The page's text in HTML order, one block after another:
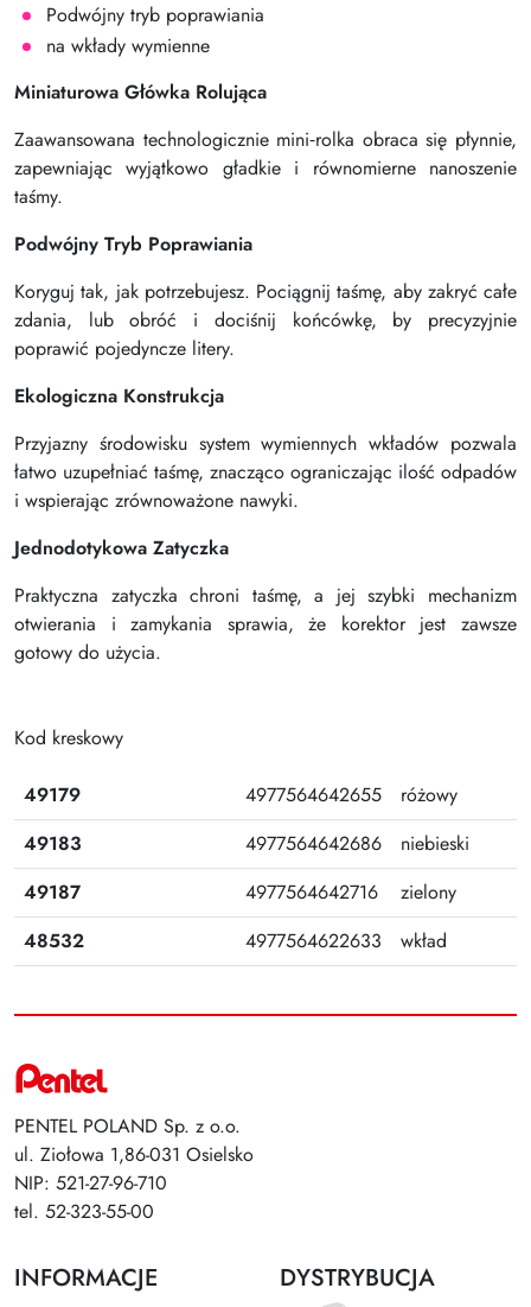
Podwójny tryb poprawiania
na wkłady wymienne
Miniaturowa Główka Rolująca
Zaawansowana technologicznie mini‑rolka obraca się płynnie,
zapewniając wyjątkowo gładkie i równomierne nanoszenie
taśmy.
Podwójny Tryb Poprawiania
Koryguj tak, jak potrzebujesz. Pociągnij taśmę, aby zakryć całe
zdania, lub obróć i dociśnij końcówkę, by precyzyjnie
poprawić pojedyncze litery.
Ekologiczna Konstrukcja
Przyjazny środowisku system wymiennych wkładów pozwala
łatwo uzupełniać taśmę, znacząco ograniczając ilość odpadów
i wspierając zrównoważone nawyki.
Jednodotykowa Zatyczka
Praktyczna zatyczka chroni taśmę, a jej szybki mechanizm
otwierania i zamykania sprawia, że korektor jest zawsze
gotowy do użycia.
Kod kreskowy
49179 4977564642655
różowy
49183
4977564642686
niebieski
49187
4977564642716
zielony
48532
4977564622633 wkład
PENTEL POLAND Sp. z o.o.
ul. Ziołowa 1,86-031 Osielsko
NIP: 521-27-96-710
tel. 52-323-55-00
INFORMACJE DYSTRYBUCJA